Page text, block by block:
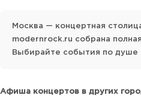
Москва — концертная
modernrock.ru собрана
Выбирайте события по душе
Афиша концертов в других